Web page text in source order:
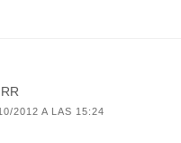
2012 A LAS 15:24